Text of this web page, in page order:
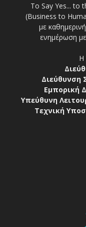
Το Say Yes... to
(Business to
με
ενημέρωση
Η
Διεύθυνση
Εμπορική
Υπεύθυνη
Τεχνική